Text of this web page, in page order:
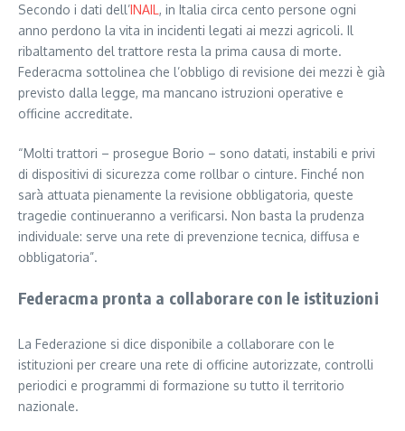
Secondo i dati dell’INAIL , in Italia circa cento persone ogni
anno perdono la vita in incidenti legati ai mezzi agricoli. Il
ribaltamento del trattore resta la prima causa di morte.
Federacma sottolinea che l’obbligo di revisione dei mezzi è già
previsto dalla legge, ma mancano istruzioni operative e
officine accreditate.
“Molti trattori – prosegue Borio – sono datati, instabili e privi
di dispositivi di sicurezza come rollbar o cinture. Finché non
sarà attuata pienamente la revisione obbligatoria, queste
tragedie continueranno a verificarsi. Non basta la prudenza
individuale: serve una rete di prevenzione tecnica, diffusa e
obbligatoria”.
Federacma pronta a collaborare con le istituzioni
La Federazione si dice disponibile a collaborare con le
istituzioni per creare una rete di officine autorizzate, controlli
periodici e programmi di formazione su tutto il territorio
nazionale.